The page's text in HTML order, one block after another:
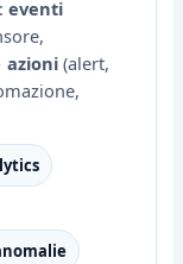
eventi
azioni (alert,